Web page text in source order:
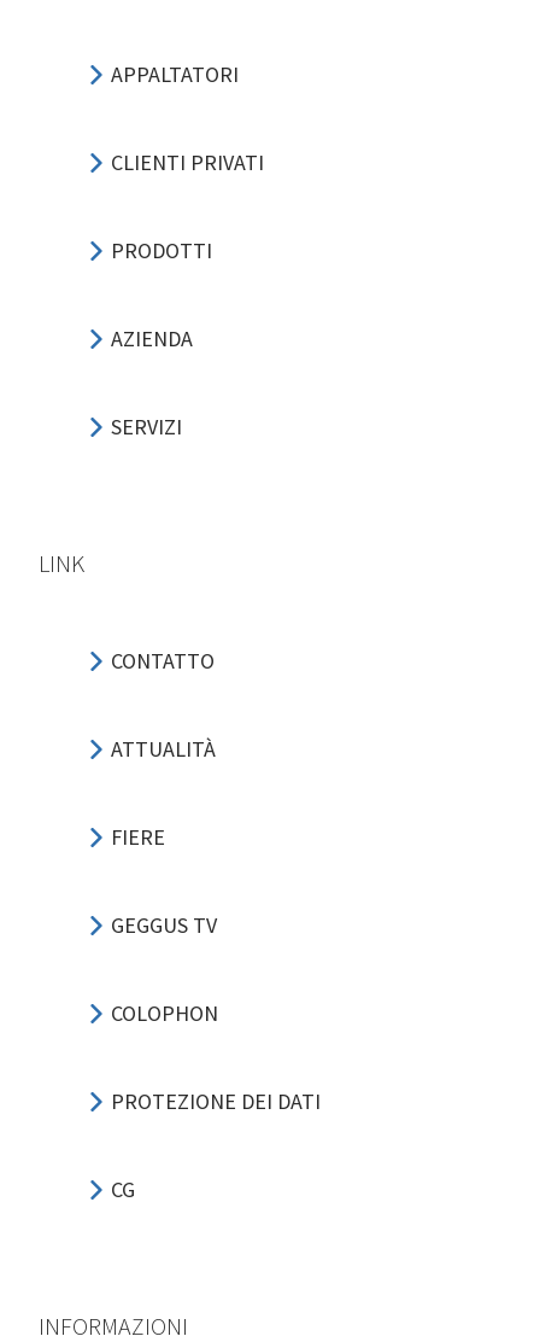
APPALTATORI
CLIENTI PRIVATI
PRODOTTI
AZIENDA
SERVIZI
LINK
CONTATTO
ATTUALITÀ
FIERE
GEGGUS TV
COLOPHON
PROTEZIONE DEI DATI
CG
INFORMAZIONI